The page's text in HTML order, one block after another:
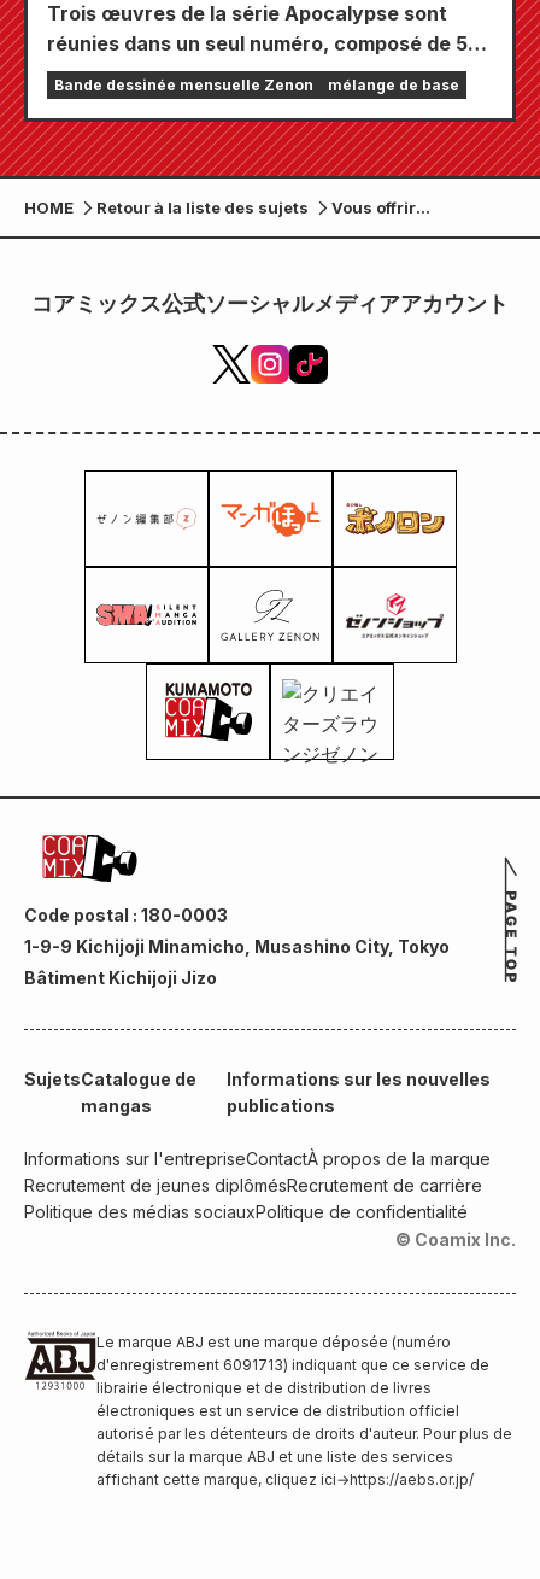
Trois œuvres de la série Apocalypse sont
réunies dans un seul numéro, composé de 5
chapitres ! Le numéro de septembre 2026 de
« Monthly Comic Zenon » sera disponible le
24 juillet !
Bande dessinée mensuelle Zenon mélange de base
HOME Retour à la liste des sujets
Vous offrir
l'expérience ultime du
"Cat and Gentleman's
コアミックス公式ソーシャルメディアアカウント
Code postal : 180-0003
1-9-9 Kichijoji Minamicho, Musashino City, Tokyo
Bâtiment Kichijoji Jizo
SujetsCatalogue de
mangas
Informations sur les nouvelles
publications
Informations sur l'entrepriseContactÀ propos de la marque
Recrutement de jeunes diplômésRecrutement de carrière
Politique des médias sociauxPolitique de confidentialité
© Coamix Inc.
Le marque ABJ est une marque déposée (numéro
d'enregistrement 6091713) indiquant que ce service de
librairie électronique et de distribution de livres
électroniques est un service de distribution officiel
autorisé par les détenteurs de droits d'auteur. Pour plus de
détails sur la marque ABJ et une liste des services
affichant cette marque, cliquez ici→https://aebs.or.jp/